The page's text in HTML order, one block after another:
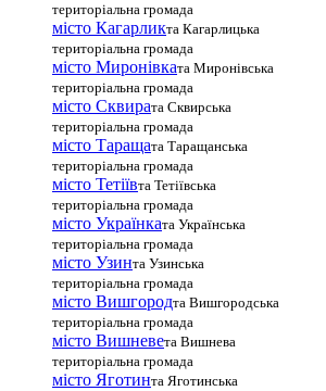
територіальна громада
місто Кагарликта Кагарлицька
територіальна громада
місто Миронівката Миронівська
територіальна громада
місто Сквирата Сквирська
територіальна громада
місто Таращата Таращанська
територіальна громада
місто Тетіївта Тетіївська
територіальна громада
місто Українката Українська
територіальна громада
місто Узинта Узинська
територіальна громада
місто Вишгородта Вишгородська
територіальна громада
місто Вишневета Вишнева
територіальна громада
місто Яготинта Яготинська